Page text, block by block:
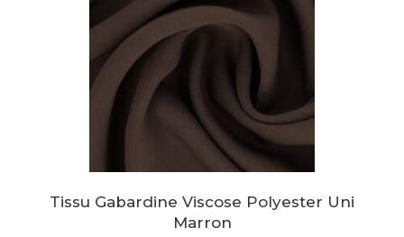
Tissu Gabardine Viscose Polyester Uni
Marron